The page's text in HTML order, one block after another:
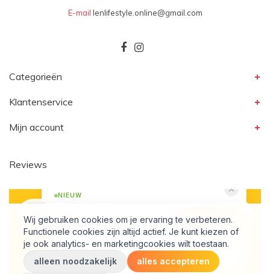
E-mail lenlifestyle.online@gmail.com
Categorieën
Klantenservice
Mijn account
Reviews